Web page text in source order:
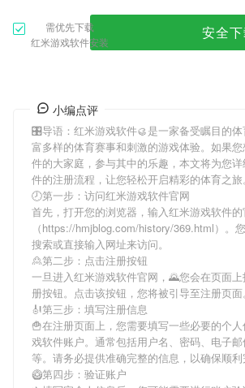
需优先下载
红米游戏软件安装
安全
小编点评
🎛导语： 红米游戏软件🥮是一家备受瞩目的
富多样的体育赛事和刺激的游戏体验。如果您
件的大家庭，参与其中的乐趣，本文将为您
件的注册流程，让您轻松开启精彩的体育之旅。
🕗第一步：访问红米游戏软件官网
首先，打开您的浏览器，输入红米游戏软件
（https://hmjblog.com/history/369.html）。
搜索或直接输入网址来访问。
🙎第二步：点击注册按钮
一旦进入红米游戏软件官网，🌄您会在页面
册按钮。点击该按钮，您将被引导至注册页面。
🎻第三步：填写注册信息
🍟在注册页面上，您需要填写一些必要的个
戏软件账户。通常包括用户名、密码、电子
等。请务必提供准确完整的信息，以确保顺利
🥝第四步：验证账户